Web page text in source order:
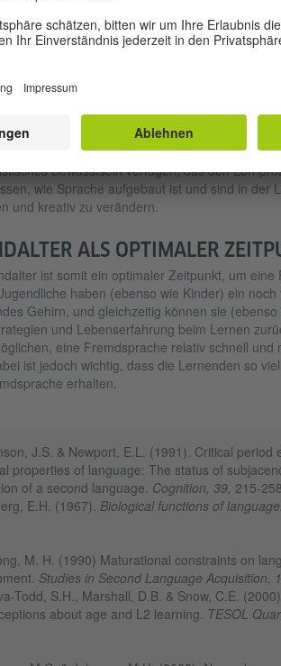
So ist unter anderem belegt, dass ältere
im Unterricht meist schneller
bis ins jüngere Erwachsenenalter gilt für den
tendenziell: Je älter, desto
des Wortschatzes sind ältere Lernende
denn Jugendliche und Erwachsene können
auch von Konzepten auf mehr
haben ältere Lernende auch den Vorteil, dass
Bewusstsein verfügen, das den
wie Sprache aufgebaut ist und sind in der
und kreativ zu verändern.
ALS OPTIMALER
ist somit ein optimaler Zeitpunkt, um eine
haben (ebenso wie Kinder) ein noch
Gehirn, und gleichzeitig können sie
und Lebenserfahrung beim Lernen
eine Fremdsprache relativ schnell und
ist jedoch wichtig, dass die Lernenden so
erhalten.
J.S. & Newport, E.L. (1991). Critical period
properties of language: The status of
of a second language. Cognition, 39, 215-
E.H. (1967). Biological functions of language.
M. H. (1990) Maturational constraints on
Studies in Second Language Acquisition,
Todd, S.H., Marshall, D.B. & Snow, C.E.
about age and L2 learning. TESOL